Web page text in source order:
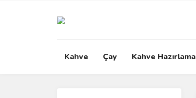
Kahve Çay Kahve Hazırlama